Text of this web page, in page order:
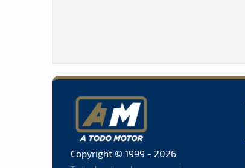
Copyright © 1999 - 2026